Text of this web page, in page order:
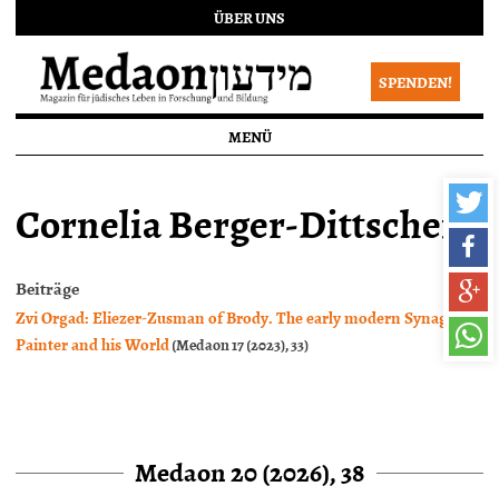
ÜBER UNS
SPENDEN!
MENÜ
Cornelia Berger-Dittscheid
Beiträge
Zvi Orgad: Eliezer-Zusman of Brody. The early modern Synagogue
Painter and his World(Medaon 17 (2023), 33)
Medaon 20 (2026), 38